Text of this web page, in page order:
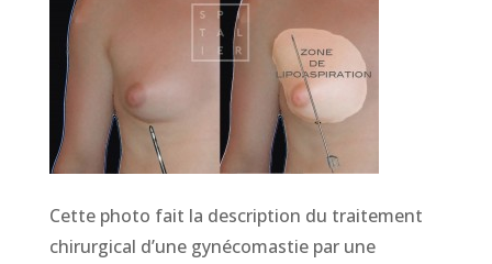
Cette photo fait la description du traitement
chirurgical d’une gynécomastie par une